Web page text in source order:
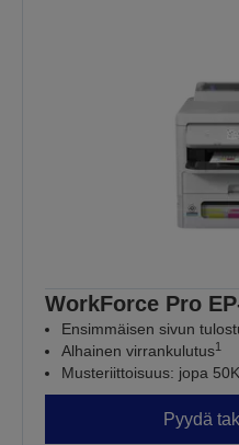
WorkForce Pro
Ensimmäisen sivun
Alhainen virrankulutus1
Musteriittoisuus: jopa
Pyydä